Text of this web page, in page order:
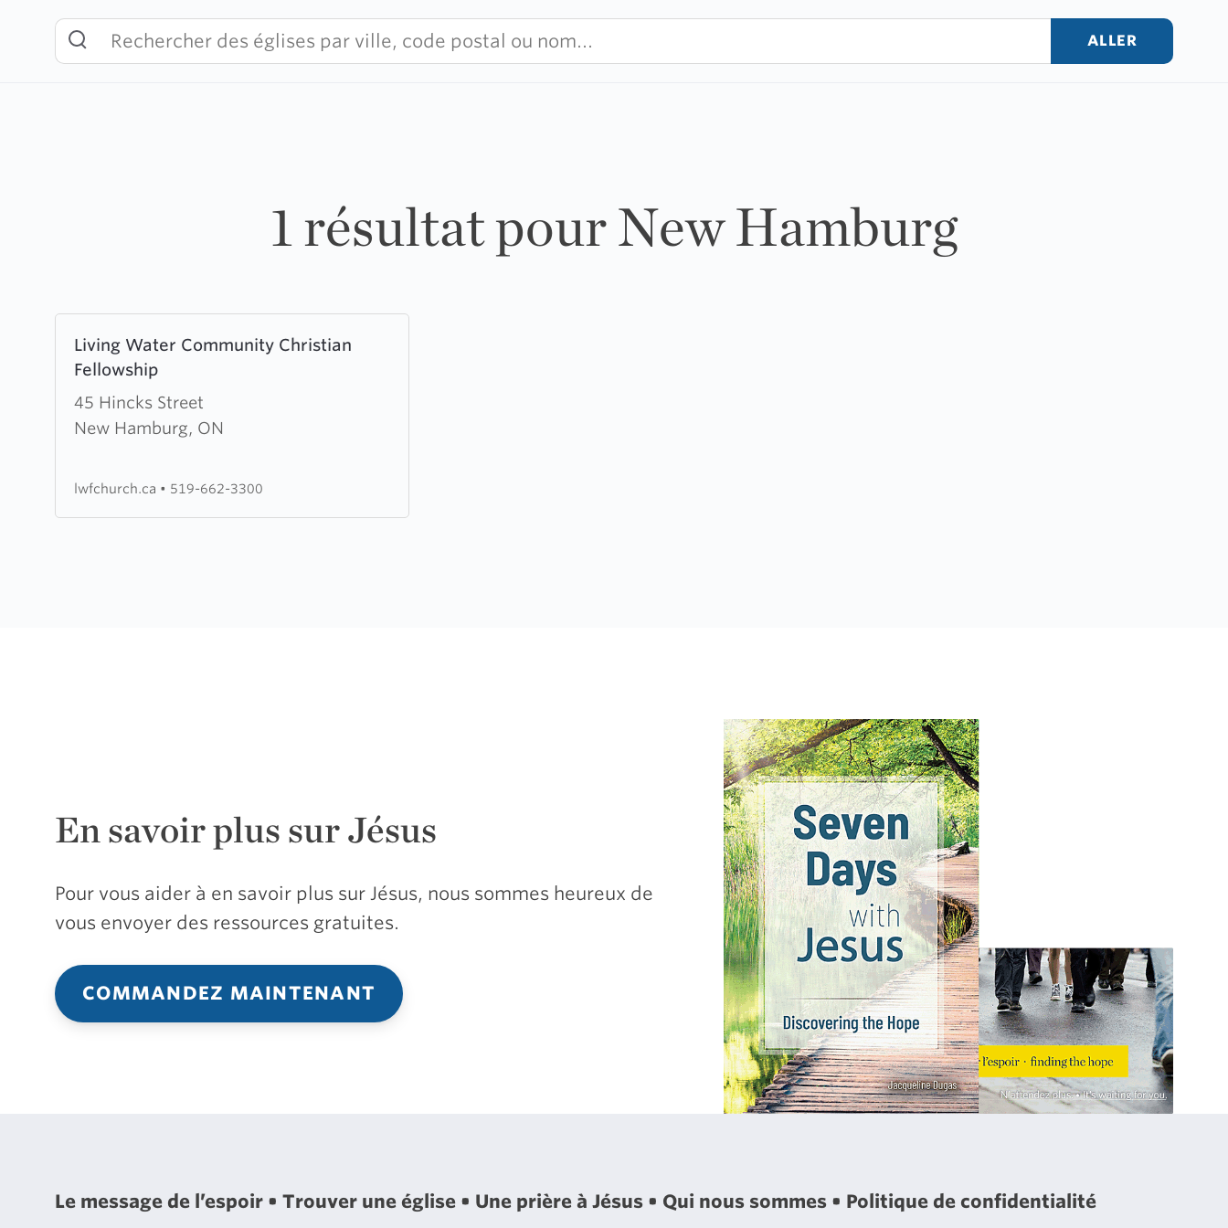
ALLER
1 résultat pour New Hamburg
Living Water Community Christian
Fellowship
45 Hincks Street
New Hamburg, ON
more
about
Living
Water
Christian
lwfchurch.ca • 519-662-3300
En savoir plus sur Jésus
Pour vous aider à en savoir plus sur Jésus, nous sommes heureux de
vous envoyer des ressources gratuites.
COMMANDEZ MAINTENANT
Le message de l’espoir Trouver une église Une prière à Jésus Qui nous sommes Politique de confidentialité